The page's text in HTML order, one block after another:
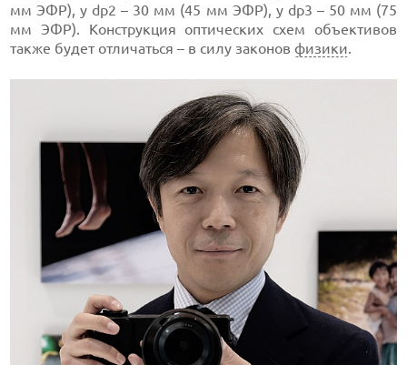
мм ЭФР), у dp2 – 30 мм (45 мм ЭФР), у dp3 – 50 мм (75
мм ЭФР). Конструкция оптических схем объективов
также будет отличаться – в силу законовфизики.